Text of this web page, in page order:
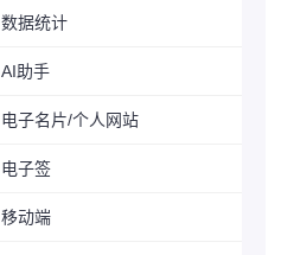
数据统计
AI助手
电子名片/个人网站
电子签
移动端